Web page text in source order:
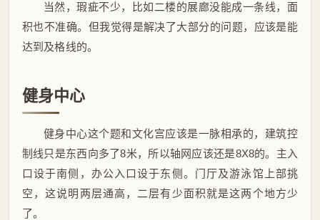
当然，瑕疵不少，比如二楼的展廊没能成一条线，面
积也不准确。但我觉得是解决了大部分的问题，应该是能
达到及格线的。
健身中心
健身中心这个题和文化宫应该是一脉相承的，建筑控
制线只是东西向多了8米，所以轴网应该还是8X8的。主入
口设于南侧，办公入口设于东侧。门厅及游泳馆上部挑
空，这说明两层通高，二层有少面积就是这两个地方少
了。